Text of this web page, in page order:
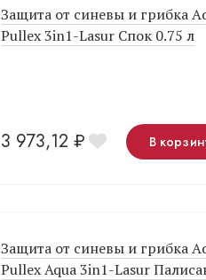
Защита от синевы и грибка
Pullex 3in1-Lasur Спок 0.75 л
3 973,12 ₽ В
Защита от синевы и грибка
Pullex Aqua 3in1-Lasur